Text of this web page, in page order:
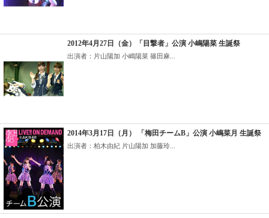
2012年4月27日（金）「目撃者」公演 小嶋陽菜 生誕祭
出演者：片山陽加 小嶋陽菜 篠田麻...
2014年3月17日（月） 「梅田チームB」公演 小嶋菜月 生誕祭
出演者：柏木由紀 片山陽加 加藤玲...